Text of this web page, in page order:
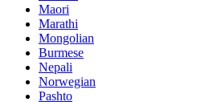
Maori
Marathi
Mongolian
Burmese
Nepali
Norwegian
Pashto